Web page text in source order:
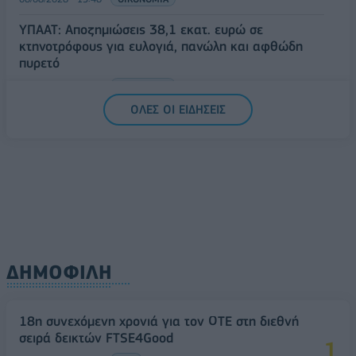
ΥΠΑΑΤ: Αποζημιώσεις 38,1 εκατ. ευρώ σε
κτηνοτρόφους για ευλογιά, πανώλη και αφθώδη
πυρετό
ΟΛΕΣ ΟΙ ΕΙΔΗΣΕΙΣ
ΔΗΜΟΦΙΛΗ
18η συνεχόμενη χρονιά για τον ΟΤΕ στη διεθνή
σειρά δεικτών FTSE4Good